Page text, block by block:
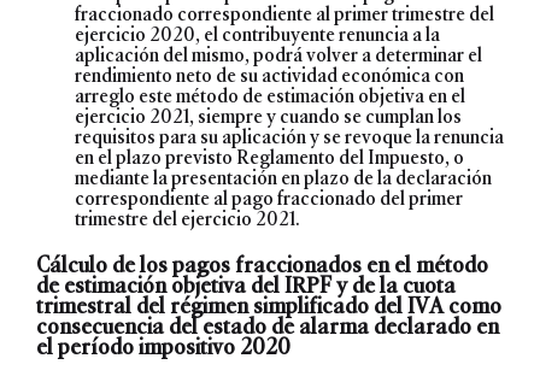
fraccionado correspondiente al primer trimestre del
ejercicio 2020, el contribuyente renuncia a la
aplicación del mismo, podrá volver a determinar el
rendimiento neto de su actividad económica con
arreglo este método de estimación objetiva en el
ejercicio 2021, siempre y cuando se cumplan los
requisitos para su aplicación y se revoque la renuncia
en el plazo previsto Reglamento del Impuesto, o
mediante la presentación en plazo de la declaración
correspondiente al pago fraccionado del primer
trimestre del ejercicio 2021.
Cálculo de los pagos fraccionados en el método
de estimación objetiva del IRPF y de la cuota
trimestral del régimen simplificado del IVA como
consecuencia del estado de alarma declarado en
el período impositivo 2020